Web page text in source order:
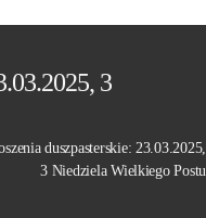
3
duszpasterskie: 23.03.2025,
3 Niedziela Wielkiego Postu